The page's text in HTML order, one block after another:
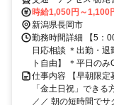
時給1,050円～1,100
新潟県長岡市
勤務時間詳細 【5：
日応相談 ＊出勤・
ト自由】 ＊平日のみ
仕事内容 【早朝限定
「金土日祝」できる
／／ 朝の短時間でサ